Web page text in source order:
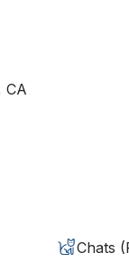
CA
Chats